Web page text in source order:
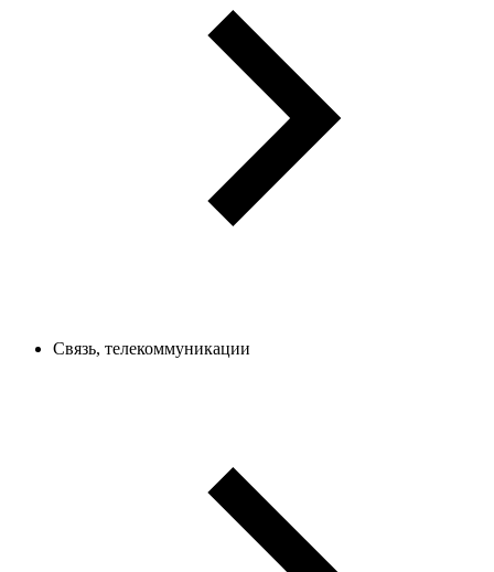
Связь, телекоммуникации